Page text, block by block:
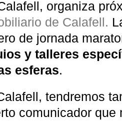
organiza
de Calafell.
de jornada
y talleres
esferas.
tendremos
comunicador que